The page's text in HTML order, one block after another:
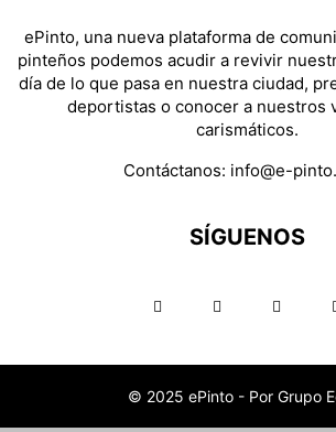
ePinto, una nueva plataforma de
pinteños podemos acudir a revivir
día de lo que pasa en nuestra ciudad,
deportistas o conocer a nuestros
carismáticos.
Contáctanos: info@e-
SÍGUENOS
© 2025 ePinto - Por Grupo